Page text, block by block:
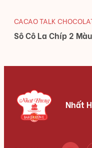
CACAO TALK
Sô Cô La Chíp 2
Nhất